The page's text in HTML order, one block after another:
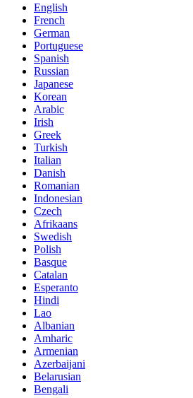
English
French
German
Portuguese
Spanish
Russian
Japanese
Korean
Arabic
Irish
Greek
Turkish
Italian
Danish
Romanian
Indonesian
Czech
Afrikaans
Swedish
Polish
Basque
Catalan
Esperanto
Hindi
Lao
Albanian
Amharic
Armenian
Azerbaijani
Belarusian
Bengali